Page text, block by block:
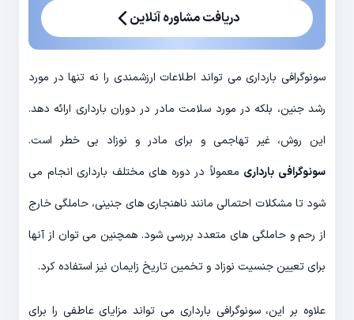
دریافت مشاوره آنلاین
سونوگرافی بارداری می تواند اطلاعات ارزشمندی را نه تنها در مورد
رشد جنین، بلکه در مورد سلامت مادر در دوران بارداری ارائه دهد.
این روش، غیر تهاجمی و برای مادر و نوزاد بی خطر است.
سونوگرافی بارداری معمولاً در دوره های مختلف بارداری انجام می
شود تا مشکلات احتمالی مانند ناهنجاری های جنینی، حاملگی خارج
از رحم و حاملگی های متعدد بررسی شود. همچنین می توان از آنها
برای تعیین جنسیت نوزاد و تخمین تاریخ زایمان نیز استفاده کرد.
علاوه بر این، سونوگرافی بارداری می تواند مزایای عاطفی را برای